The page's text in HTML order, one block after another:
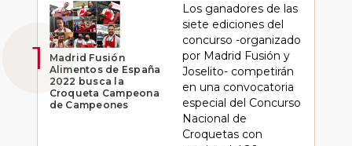
Madrid Fusión
Alimentos de España
2022 busca la
Croqueta Campeona
de Campeones
Los ganadores de las
siete ediciones del
concurso -organizado
por Madrid Fusión y
Joselito- competirán
en una convocatoria
especial del Concurso
Nacional de
Croquetas con